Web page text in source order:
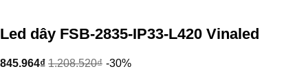
Led dây FSB-2835-IP33-L420 Vinaled
845.964₫ 1.208.520₫ -30%